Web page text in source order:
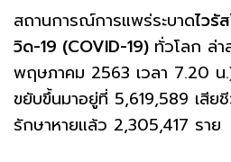
สถานการณ์การแพร่ระบาดไวรั
วิด-19 (COVID-19) ทั่วโลก ล่
พฤษภาคม 2563 เวลา 7.20 น
ขยับขึ้นมาอยู่ที่ 5,619,589 เสีย
รักษาหายแล้ว 2,305,417 ราย